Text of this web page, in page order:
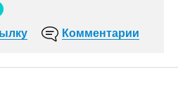
Комментарии